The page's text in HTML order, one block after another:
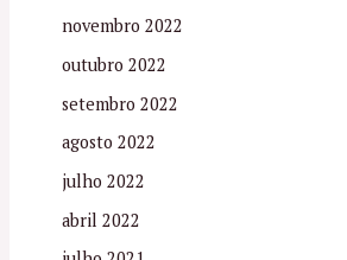
novembro 2022
outubro 2022
setembro 2022
agosto 2022
julho 2022
abril 2022